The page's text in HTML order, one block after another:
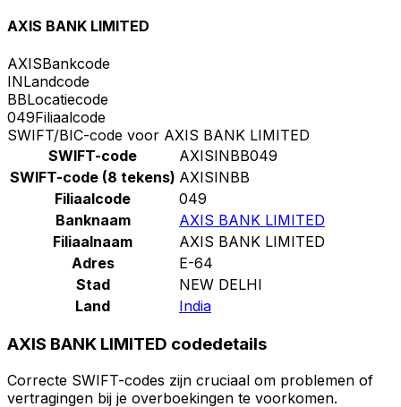
AXIS BANK LIMITED
AXISBankcode
INLandcode
BBLocatiecode
049Filiaalcode
SWIFT/BIC-code voor AXIS BANK LIMITED
SWIFT-code
AXISINBB049
SWIFT-code (8 tekens) AXISINBB
Filiaalcode
049
Banknaam
AXIS BANK LIMITED
Filiaalnaam
AXIS BANK LIMITED
Adres
E-64
Stad
NEW DELHI
Land
India
AXIS BANK LIMITED codedetails
Correcte SWIFT-codes zijn cruciaal om problemen of
vertragingen bij je overboekingen te voorkomen.